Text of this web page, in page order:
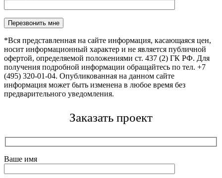
Оставьте это поле пустым.
*Вся представленная на сайте информация, касающаяся цен,
носит информационный характер и не является публичной
офертой, определяемой положениями ст. 437 (2) ГК РФ. Для
получения подробной информации обращайтесь по тел. +7
(495) 320-01-04. Опубликованная на данном сайте
информация может быть изменена в любое время без
предварительного уведомления.
Заказать проект
Ваше имя